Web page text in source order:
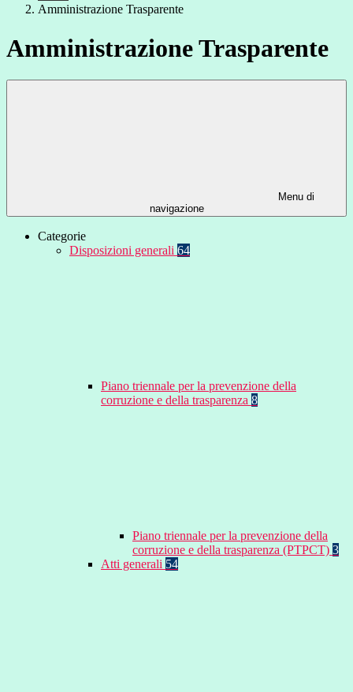
Amministrazione Trasparente
Amministrazione Trasparente
Menu di
navigazione
Categorie
Disposizioni generali 64
Piano triennale per la prevenzione della
corruzione e della trasparenza 8
Piano triennale per la prevenzione della
corruzione e della trasparenza (PTPCT) 3
Atti generali 54